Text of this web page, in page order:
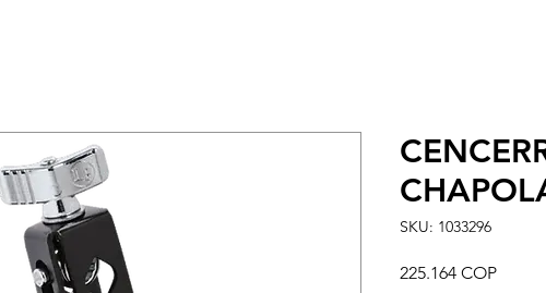
SKU: 1033296
225.164 COPPrecio